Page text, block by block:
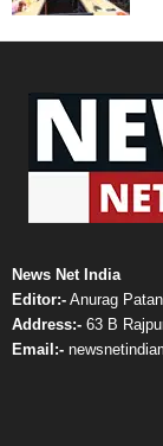
News Net India
Editor:- Anurag
Address:- 63 B
Email:-